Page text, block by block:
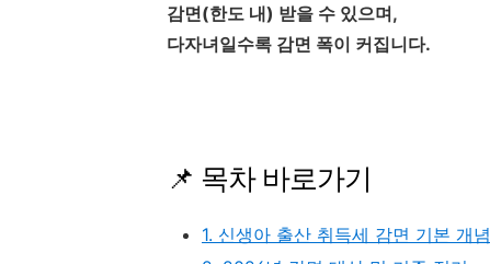
감면(한도 내) 받을 수 있으며,
다자녀일수록 감면 폭이 커집니다.
📌 목차 바로가기
1. 신생아 출산 취득세 감면 기본 개념